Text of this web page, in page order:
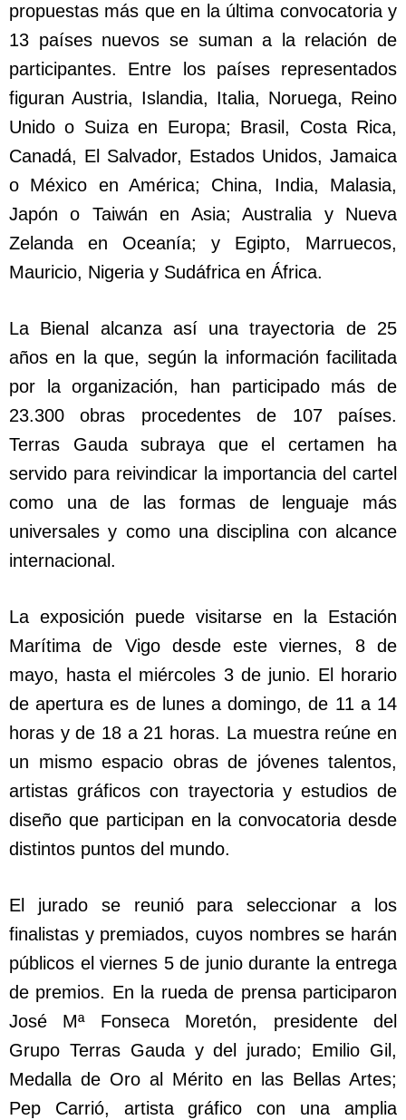
propuestas más que en la última convocatoria y
13 países nuevos se suman a la relación de
participantes. Entre los países representados
figuran Austria, Islandia, Italia, Noruega, Reino
Unido o Suiza en Europa; Brasil, Costa Rica,
Canadá, El Salvador, Estados Unidos, Jamaica
o México en América; China, India, Malasia,
Japón o Taiwán en Asia; Australia y Nueva
Zelanda en Oceanía; y Egipto, Marruecos,
Mauricio, Nigeria y Sudáfrica en África.
La Bienal alcanza así una trayectoria de 25
años en la que, según la información facilitada
por la organización, han participado más de
23.300 obras procedentes de 107 países.
Terras Gauda subraya que el certamen ha
servido para reivindicar la importancia del cartel
como una de las formas de lenguaje más
universales y como una disciplina con alcance
internacional.
La exposición puede visitarse en la Estación
Marítima de Vigo desde este viernes, 8 de
mayo, hasta el miércoles 3 de junio. El horario
de apertura es de lunes a domingo, de 11 a 14
horas y de 18 a 21 horas. La muestra reúne en
un mismo espacio obras de jóvenes talentos,
artistas gráficos con trayectoria y estudios de
diseño que participan en la convocatoria desde
distintos puntos del mundo.
El jurado se reunió para seleccionar a los
finalistas y premiados, cuyos nombres se harán
públicos el viernes 5 de junio durante la entrega
de premios. En la rueda de prensa participaron
José Mª Fonseca Moretón, presidente del
Grupo Terras Gauda y del jurado; Emilio Gil,
Medalla de Oro al Mérito en las Bellas Artes;
Pep Carrió, artista gráfico con una amplia